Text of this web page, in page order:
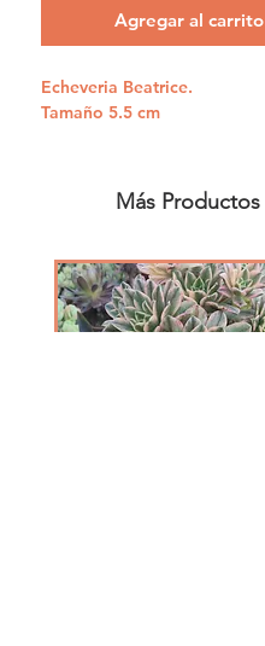
Agregar al carrito
Echeveria Beatrice.
Tamaño 5.5 cm
Más Productos